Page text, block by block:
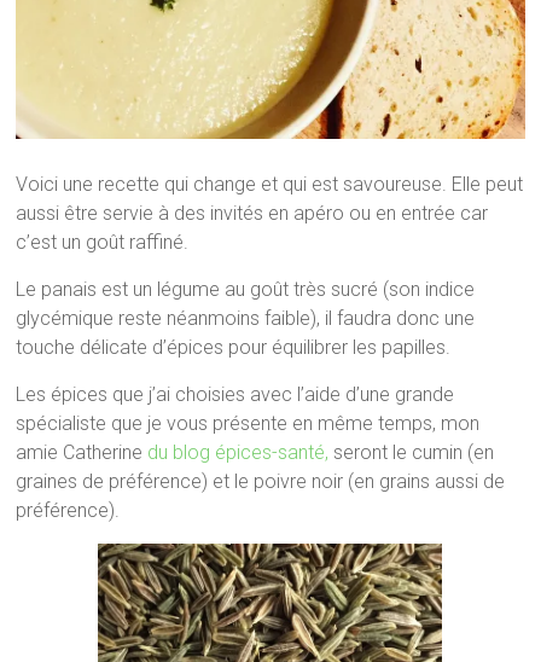
Voici une recette qui change et qui est savoureuse. Elle peut
aussi être servie à des invités en apéro ou en entrée car
c’est un goût raffiné.
Le panais est un légume au goût très sucré (son indice
glycémique reste néanmoins faible), il faudra donc une
touche délicate d’épices pour équilibrer les papilles.
Les épices que j’ai choisies avec l’aide d’une grande
spécialiste que je vous présente en même temps, mon
amie Catherine du blog épices-santé, seront le cumin (en
graines de préférence) et le poivre noir (en grains aussi de
préférence).